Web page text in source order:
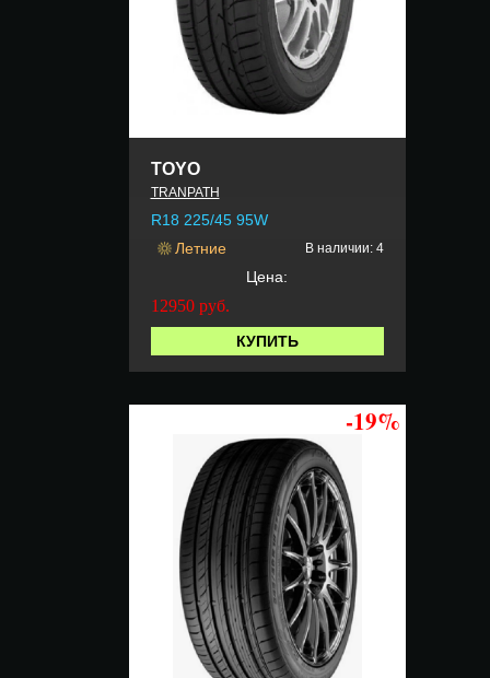
TOYO
TRANPATH
R18 225/45 95W
Летние
В наличии: 4
Цена:
12950 руб.
КУПИТЬ
-19%